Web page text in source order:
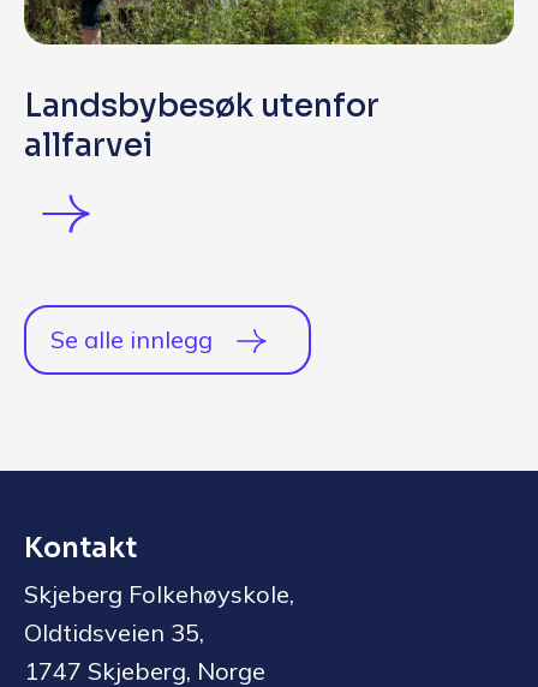
Landsbybesøk utenfor
allfarvei
Se alle innlegg
Kontakt
Skjeberg Folkehøyskole,
Oldtidsveien 35,
1747 Skjeberg, Norge